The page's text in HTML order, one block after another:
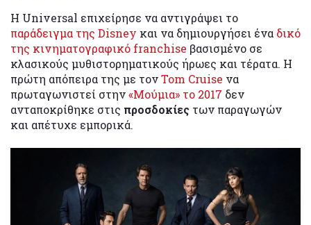
Η Universal επιχείρησε να αντιγράψει το
παράδειγμα της Disney και να δημιουργήσει ένα δικό
της κινηματογραφικό franchise βασισμένο σε
κλασικούς μυθιστορηματικούς ήρωες και τέρατα. Η
πρώτη απόπειρα της με τονTom Cruise να
πρωταγωνιστεί στην«Μούμια» το 2017 δεν
ανταποκρίθηκε στις προσδοκίες των παραγωγών
και απέτυχε εμπορικά.